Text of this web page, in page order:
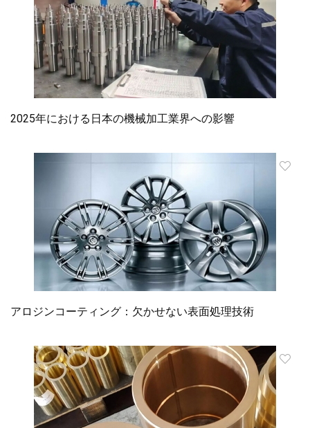
2025年における日本の機械加工業界への影響
アロジンコーティング：欠かせない表面処理技術